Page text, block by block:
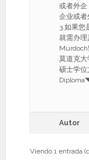
或者外企
企业或者
3.如果您
就需办理
莫道克大
硕士学
Autor
Viendo 1 entrada